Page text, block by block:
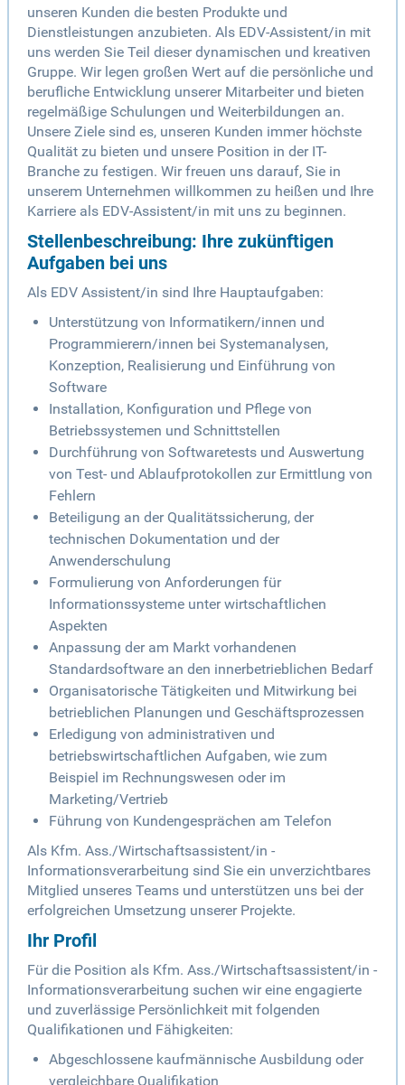
unseren Kunden die besten Produkte und
Dienstleistungen anzubieten. Als EDV-Assistent/in mit
uns werden Sie Teil dieser dynamischen und kreativen
Gruppe. Wir legen großen Wert auf die persönliche und
berufliche Entwicklung unserer Mitarbeiter und bieten
regelmäßige Schulungen und Weiterbildungen an.
Unsere Ziele sind es, unseren Kunden immer höchste
Qualität zu bieten und unsere Position in der IT-
Branche zu festigen. Wir freuen uns darauf, Sie in
unserem Unternehmen willkommen zu heißen und Ihre
Karriere als EDV-Assistent/in mit uns zu beginnen.
Stellenbeschreibung: Ihre zukünftigen
Aufgaben bei uns
Als EDV Assistent/in sind Ihre Hauptaufgaben:
Unterstützung von Informatikern/innen und
Programmierern/innen bei Systemanalysen,
Konzeption, Realisierung und Einführung von
Software
Installation, Konfiguration und Pflege von
Betriebssystemen und Schnittstellen
Durchführung von Softwaretests und Auswertung
von Test- und Ablaufprotokollen zur Ermittlung von
Fehlern
Beteiligung an der Qualitätssicherung, der
technischen Dokumentation und der
Anwenderschulung
Formulierung von Anforderungen für
Informationssysteme unter wirtschaftlichen
Aspekten
Anpassung der am Markt vorhandenen
Standardsoftware an den innerbetrieblichen Bedarf
Organisatorische Tätigkeiten und Mitwirkung bei
betrieblichen Planungen und Geschäftsprozessen
Erledigung von administrativen und
betriebswirtschaftlichen Aufgaben, wie zum
Beispiel im Rechnungswesen oder im
Marketing/Vertrieb
Führung von Kundengesprächen am Telefon
Als Kfm. Ass./Wirtschaftsassistent/in -
Informationsverarbeitung sind Sie ein unverzichtbares
Mitglied unseres Teams und unterstützen uns bei der
erfolgreichen Umsetzung unserer Projekte.
Ihr Profil
Für die Position als Kfm. Ass./Wirtschaftsassistent/in -
Informationsverarbeitung suchen wir eine engagierte
und zuverlässige Persönlichkeit mit folgenden
Qualifikationen und Fähigkeiten:
Abgeschlossene kaufmännische Ausbildung oder
vergleichbare Qualifikation